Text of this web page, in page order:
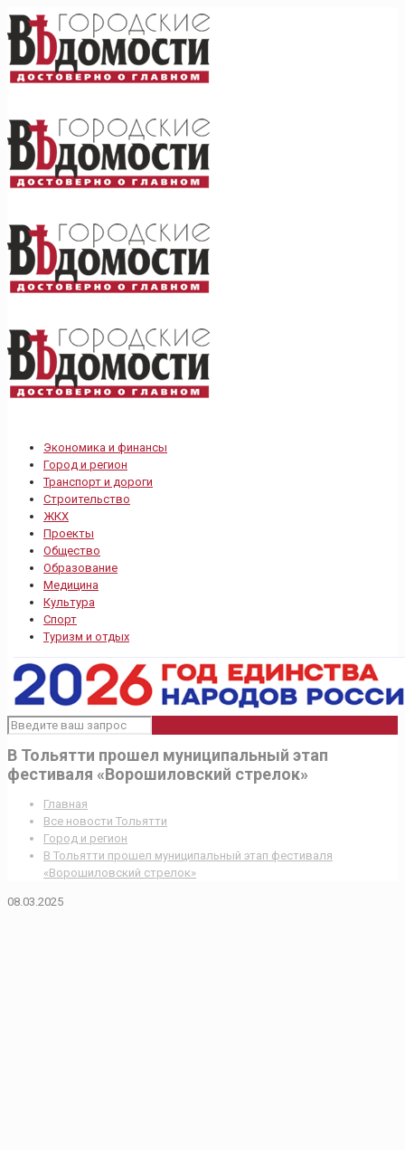
Экономика и финансы
Город и регион
Транспорт и дороги
Строительство
ЖКХ
Проекты
Общество
Образование
Медицина
Культура
Спорт
Туризм и отдых
В Тольятти прошел муниципальный этап
фестиваля «Ворошиловский стрелок»
Главная
Все новости Тольятти
Город и регион
В Тольятти прошел муниципальный этап фестиваля
«Ворошиловский стрелок»
08.03.2025